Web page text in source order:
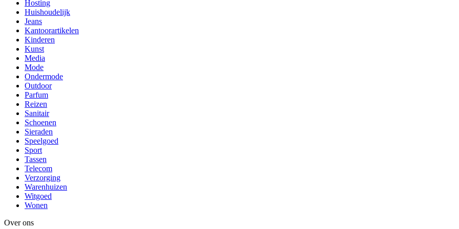
Hosting
Huishoudelijk
Jeans
Kantoorartikelen
Kinderen
Kunst
Media
Mode
Ondermode
Outdoor
Parfum
Reizen
Sanitair
Schoenen
Sieraden
Speelgoed
Sport
Tassen
Telecom
Verzorging
Warenhuizen
Witgoed
Wonen
Over ons